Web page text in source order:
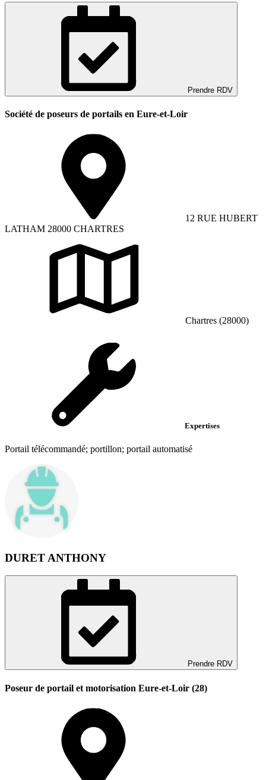
Prendre RDV
Société de poseurs de portails en Eure-et-Loir
12 RUE HUBERT
LATHAM 28000 CHARTRES
Chartres (28000)
Expertises
Portail télécommandé; portillon; portail automatisé
DURET ANTHONY
Prendre RDV
Poseur de portail et motorisation Eure-et-Loir (28)